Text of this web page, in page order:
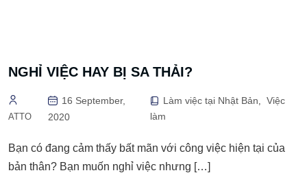
NGHỈ VIỆC HAY BỊ SA THẢI?
ATTO
16 September,
2020
Làm việc tại Nhật Bản
Việc
làm
Bạn có đang cảm thấy bất mãn với công việc hiện tại của
bản thân? Bạn muốn nghỉ việc nhưng […]